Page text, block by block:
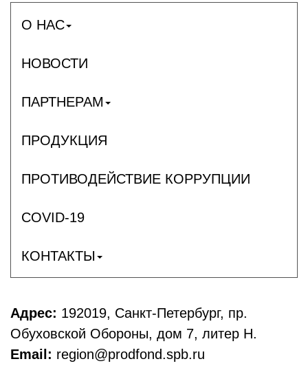
О НАС
НОВОСТИ
ПАРТНЕРАМ
ПРОДУКЦИЯ
ПРОТИВОДЕЙСТВИЕ КОРРУПЦИИ
COVID-19
КОНТАКТЫ
Адрес: 192019, Санкт-Петербург, пр.
Обуховской Обороны, дом 7, литер Н.
Email: region@prodfond.spb.ru